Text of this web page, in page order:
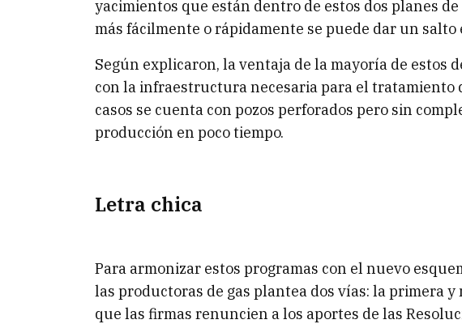
yacimientos que están dentro de estos dos planes
más fácilmente o rápidamente se puede dar un salto
Según explicaron, la ventaja de la mayoría de estos
con la infraestructura necesaria para el tratamiento
casos se cuenta con pozos perforados pero sin
producción en poco tiempo.
Letra chica
Para armonizar estos programas con el nuevo
las productoras de gas plantea dos vías: la primera
que las firmas renuncien a los aportes de las